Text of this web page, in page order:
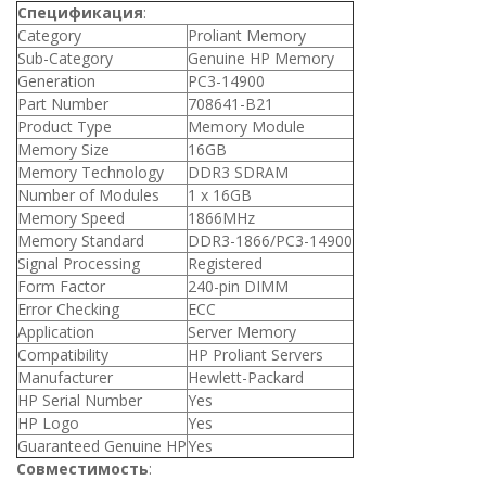
Спецификация:
Category
Proliant Memory
Sub-Category
Genuine HP Memory
Generation
PC3-14900
Part Number
708641-B21
Product Type
Memory Module
Memory Size
16GB
Memory Technology
DDR3 SDRAM
Number of Modules
1 x 16GB
Memory Speed
1866MHz
Memory Standard
DDR3-1866/PC3-14900
Signal Processing
Registered
Form Factor
240-pin DIMM
Error Checking
ECC
Application
Server Memory
Compatibility
HP Proliant Servers
Manufacturer
Hewlett-Packard
HP Serial Number
Yes
HP Logo
Yes
Guaranteed Genuine HPYes
Совместимость: